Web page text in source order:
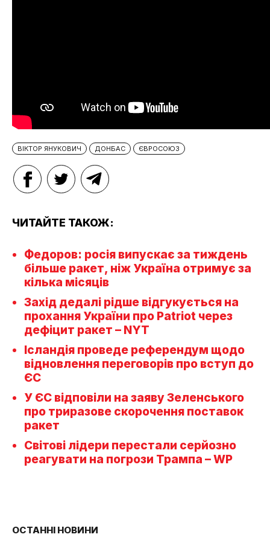
ВІКТОР ЯНУКОВИЧ ДОНБАС ЄВРОСОЮЗ
ЧИТАЙТЕ ТАКОЖ:
Федоров: росія випускає за тиждень
більше ракет, ніж Україна отримує за
кілька місяців
Захід дедалі рідше відгукується на
прохання України про Patriot через
дефіцит ракет – NYT
Ісландія проведе референдум щодо
відновлення переговорів про вступ до
ЄС
У ЄС відповіли на заяву Зеленського
про триразове скорочення поставок
ракет
Світові лідери перестали серйозно
реагувати на погрози Трампа – WP
ОСТАННІ НОВИНИ